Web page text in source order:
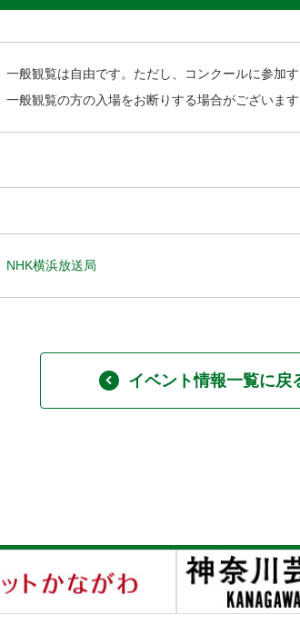
一般観覧は自由です。ただし、コンクールに参加
一般観覧の方の入場をお断りする場合がございます
NHK横浜放送局
イベント情報一覧に戻